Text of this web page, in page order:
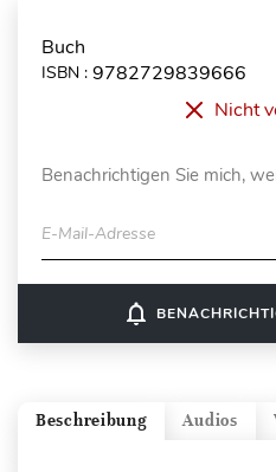
Buch
ISBN : 9782729839666
Nicht
Benachrichtigen Sie mich,
E-Mail-Adresse
notifications_none
Audios
Beschreibung